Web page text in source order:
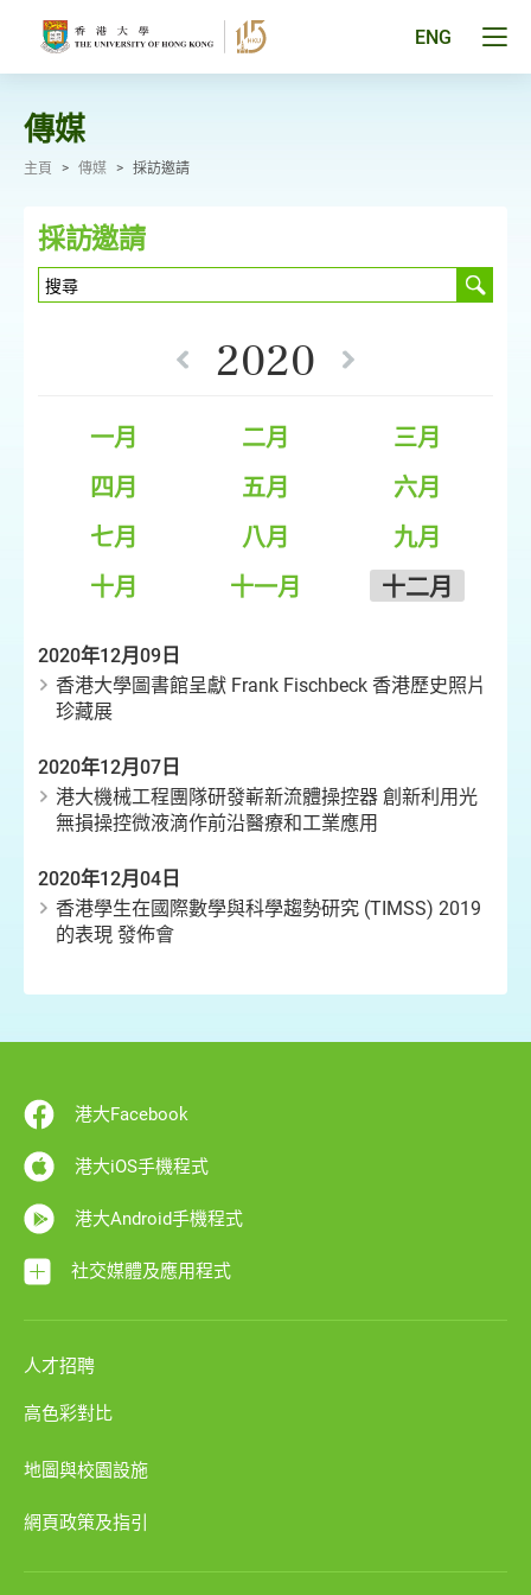
ENG
傳媒
主頁 > 傳媒 > 採訪邀請
採訪邀請
2020
一月 二月
三月
四月
五月
六月
七月
八月
九月
十月
十一月 十二月
2020年12月09日
香港大學圖書館呈獻 Frank Fischbeck 香港歷史照片
珍藏展
2020年12月07日
港大機械工程團隊研發嶄新流體操控器 創新利用光
無損操控微液滴作前沿醫療和工業應用
2020年12月04日
香港學生在國際數學與科學趨勢研究 (TIMSS) 2019
的表現 發佈會
港大Facebook
港大iOS手機程式
港大Android手機程式
社交媒體及應用程式
人才招聘
高色彩對比
地圖與校園設施
網頁政策及指引